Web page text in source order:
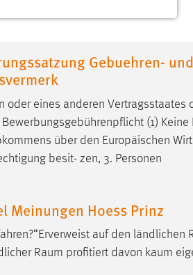
Gebuehren-
oder eines anderen
(1)
über den Europäischen
besit- zen, 3. Personen
Meinungen Hoess Prinz
auf den ländlichen
Raum profitiert davon kaum
Einverständnis-Optionen